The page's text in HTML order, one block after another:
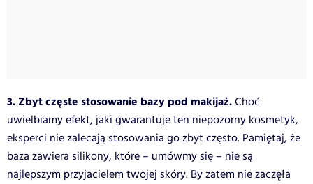
3. Zbyt częste stosowanie bazy pod makijaż.Choć
uwielbiamy efekt, jaki gwarantuje ten niepozorny kosmetyk,
eksperci nie zalecają stosowania go zbyt często. Pamiętaj, że
baza zawiera silikony, które – umówmy się – nie są
najlepszym przyjacielem twojej skóry. By zatem nie zaczęła